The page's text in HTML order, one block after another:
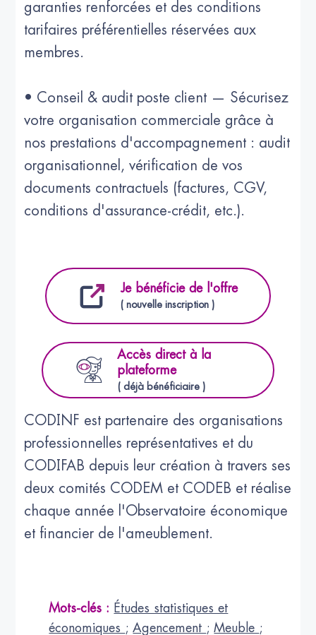
garanties renforcées et des conditions
tarifaires préférentielles réservées aux
membres.
• Conseil & audit poste client — Sécurisez
votre organisation commerciale grâce à
nos prestations d'accompagnement : audit
organisationnel, vérification de vos
documents contractuels (factures, CGV,
conditions d'assurance-crédit, etc.).
Je bénéficie de l'offre
( nouvelle inscription )
Accès direct à la
plateforme
( déjà bénéficiaire )
CODINF est partenaire des organisations
professionnelles représentatives et du
CODIFAB depuis leur création à travers ses
deux comités CODEM et CODEB et réalise
chaque année l'Observatoire économique
et financier de l'ameublement.
Mots-clés : Études statistiques et
économiques ;Agencement ;Meuble ;